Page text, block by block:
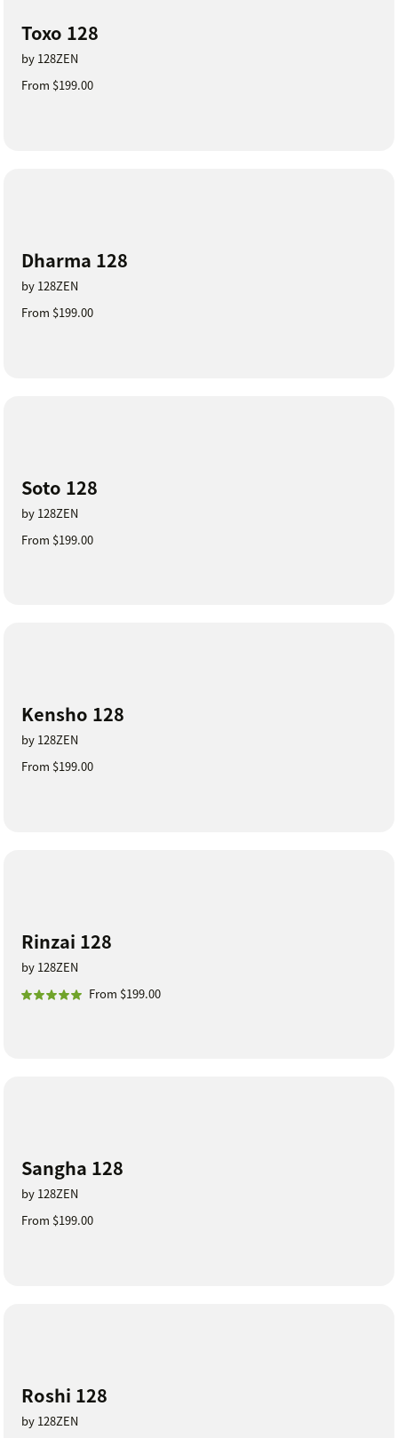
Toxo 128
by 128ZEN
From $199.00
Dharma 128
by 128ZEN
From $199.00
Soto 128
by 128ZEN
From $199.00
Kensho 128
by 128ZEN
From $199.00
Rinzai 128
by 128ZEN
From $199.00
Sangha 128
by 128ZEN
From $199.00
Roshi 128
by 128ZEN